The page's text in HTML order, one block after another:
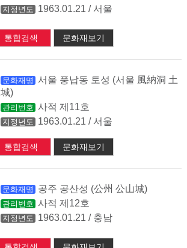
지정년도 1963.01.21 / 서울
통합검색 문화재보기
문화재명 서울 풍납동 토성 (서울 風納洞 土
城)
관리번호 사적 제11호
지정년도 1963.01.21 / 서울
통합검색 문화재보기
문화재명 공주 공산성 (公州 公山城)
관리번호 사적 제12호
지정년도 1963.01.21 / 충남